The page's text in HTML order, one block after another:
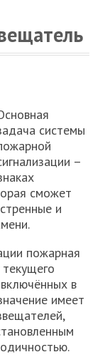
системы
–
сможет
и
пожарная
в
имеет